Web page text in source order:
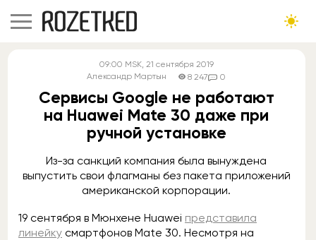
09:00 MSK, 21 сентября 2019
Александр Мартын
8 247 0
Сервисы Google не работают
на Huawei Mate 30 даже при
ручной установке
Из-за санкций компания была вынуждена
выпустить свои флагманы без пакета приложений
американской корпорации.
19 сентября в Мюнхене Huawei представила
линейку смартфонов Mate 30. Несмотря на